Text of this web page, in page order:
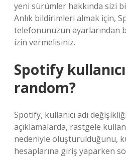
yeni sürümler hakkında sizi
Anlık bildirimleri almak için,
telefonunuzun ayarlarından
izin vermelisiniz.
Spotify
random?
Spotify, kullanıcı adı
açıklamalarda, rastgele
nedeniyle oluşturulduğunu,
hesaplarına giriş yaparken